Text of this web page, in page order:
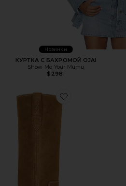
Новинки
КУРТКА С БАХРОМОЙ OJAI
Show Me Your Mumu
$298
Favorite САПОГИ BLAZE